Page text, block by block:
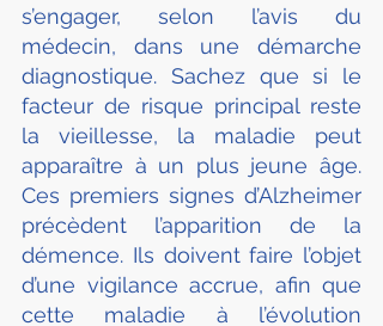
s’engager, selon l’avis du
médecin, dans une démarche
diagnostique. Sachez que si le
facteur de risque principal reste
la vieillesse, la maladie peut
apparaître à un plus jeune âge.
Ces premiers signes d’Alzheimer
précèdent l’apparition de la
démence. Ils doivent faire l’objet
d’une vigilance accrue, afin que
cette maladie à l’évolution